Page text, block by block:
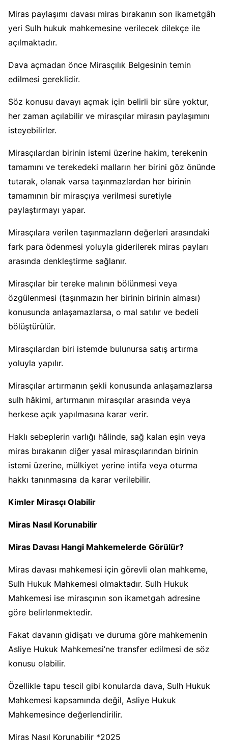
Miras paylaşımı davası miras bırakanın son ikametgâh
yeri Sulh hukuk mahkemesine verilecek dilekçe ile
açılmaktadır.
Dava açmadan önce Mirasçılık Belgesinin temin
edilmesi gereklidir.
Söz konusu davayı açmak için belirli bir süre yoktur,
her zaman açılabilir ve mirasçılar mirasın paylaşımını
isteyebilirler.
Mirasçılardan birinin istemi üzerine hakim, terekenin
tamamını ve terekedeki malların her birini göz önünde
tutarak, olanak varsa taşınmazlardan her birinin
tamamının bir mirasçıya verilmesi suretiyle
paylaştırmayı yapar.
Mirasçılara verilen taşınmazların değerleri arasındaki
fark para ödenmesi yoluyla giderilerek miras payları
arasında denkleştirme sağlanır.
Mirasçılar bir tereke malının bölünmesi veya
özgülenmesi (taşınmazın her birinin birinin alması)
konusunda anlaşamazlarsa, o mal satılır ve bedeli
bölüştürülür.
Mirasçılardan biri istemde bulunursa satış artırma
yoluyla yapılır.
Mirasçılar artırmanın şekli konusunda anlaşamazlarsa
sulh hâkimi, artırmanın mirasçılar arasında veya
herkese açık yapılmasına karar verir.
Haklı sebeplerin varlığı hâlinde, sağ kalan eşin veya
miras bırakanın diğer yasal mirasçılarından birinin
istemi üzerine, mülkiyet yerine intifa veya oturma
hakkı tanınmasına da karar verilebilir.
Kimler Mirasçı Olabilir
Miras Nasıl Korunabilir
Miras Davası Hangi Mahkemelerde Görülür?
Miras davası mahkemesi için görevli olan mahkeme,
Sulh Hukuk Mahkemesi olmaktadır. Sulh Hukuk
Mahkemesi ise mirasçının son ikametgah adresine
göre belirlenmektedir.
Fakat davanın gidişatı ve duruma göre mahkemenin
Asliye Hukuk Mahkemesi’ne transfer edilmesi de söz
konusu olabilir.
Özellikle tapu tescil gibi konularda dava, Sulh Hukuk
Mahkemesi kapsamında değil, Asliye Hukuk
Mahkemesince değerlendirilir.
Miras Nasıl Korunabilir *2025